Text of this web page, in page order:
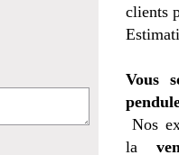
clients
Vous
Nos
la